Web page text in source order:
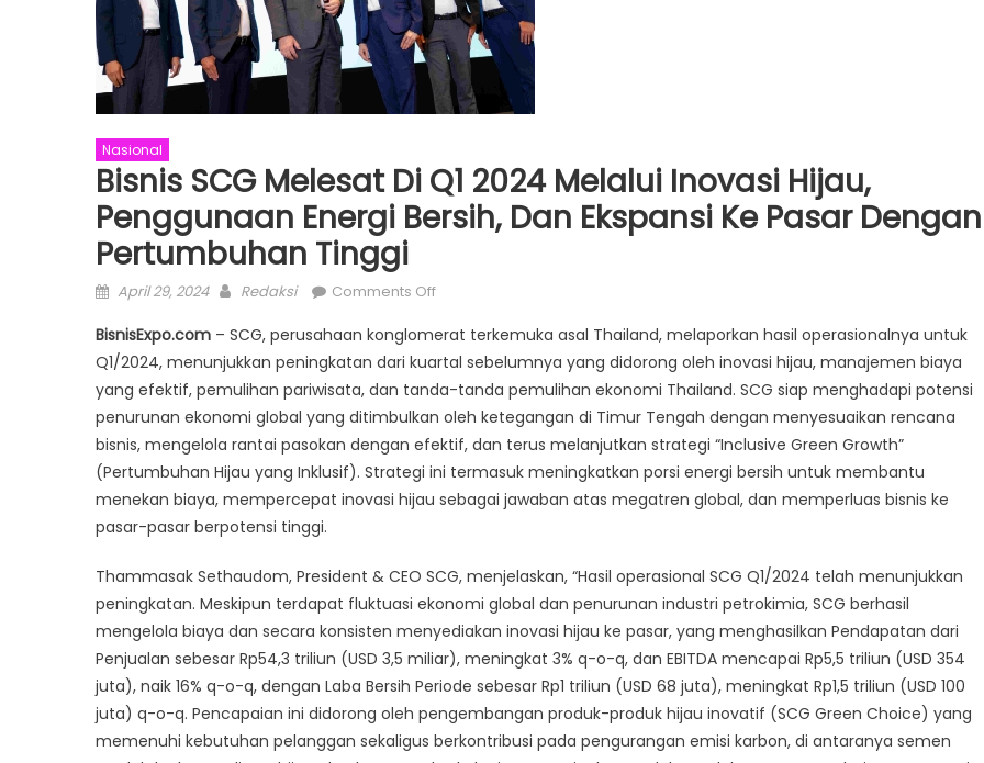
Nasional
Bisnis SCG Melesat Di Q1 2024 Melalui Inovasi Hijau,
Penggunaan Energi Bersih, Dan Ekspansi Ke Pasar Dengan
Pertumbuhan Tinggi
Posted
April 29, 2024 Author
Redaksi Comments Offon
SCG
Melesat
di
Q1
2024
melalui
Inovasi
Energi
Ekspansi
ke
Pasar
dengan
Pertumbuhan
BisnisExpo.com – SCG, perusahaan konglomerat terkemuka asal Thailand, melaporkan hasil operasionalnya untuk
Q1/2024, menunjukkan peningkatan dari kuartal sebelumnya yang didorong oleh inovasi hijau, manajemen biaya
yang efektif, pemulihan pariwisata, dan tanda-tanda pemulihan ekonomi Thailand. SCG siap menghadapi potensi
penurunan ekonomi global yang ditimbulkan oleh ketegangan di Timur Tengah dengan menyesuaikan rencana
bisnis, mengelola rantai pasokan dengan efektif, dan terus melanjutkan strategi “Inclusive Green Growth”
(Pertumbuhan Hijau yang Inklusif). Strategi ini termasuk meningkatkan porsi energi bersih untuk membantu
menekan biaya, mempercepat inovasi hijau sebagai jawaban atas megatren global, dan memperluas bisnis ke
pasar-pasar berpotensi tinggi.
Thammasak Sethaudom, President & CEO SCG, menjelaskan, “Hasil operasional SCG Q1/2024 telah menunjukkan
peningkatan. Meskipun terdapat fluktuasi ekonomi global dan penurunan industri petrokimia, SCG berhasil
mengelola biaya dan secara konsisten menyediakan inovasi hijau ke pasar, yang menghasilkan Pendapatan dari
Penjualan sebesar Rp54,3 triliun (USD 3,5 miliar), meningkat 3% q-o-q, dan EBITDA mencapai Rp5,5 triliun (USD 354
juta), naik 16% q-o-q, dengan Laba Bersih Periode sebesar Rp1 triliun (USD 68 juta), meningkat Rp1,5 triliun (USD 100
juta) q-o-q. Pencapaian ini didorong oleh pengembangan produk-produk hijau inovatif (SCG Green Choice) yang
memenuhi kebutuhan pelanggan sekaligus berkontribusi pada pengurangan emisi karbon, di antaranya semen